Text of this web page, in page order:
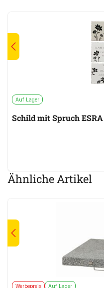
Auf Lager
Schild mit Spruch ESRA
Ähnliche Artikel
Werbepreis Auf Lager